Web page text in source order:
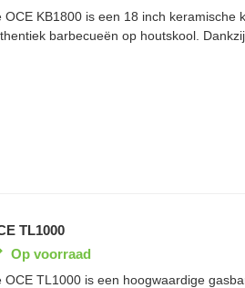
OCE KB1800 is een 18 inch keramische
barbecueën op houtskool.
TL1000
Op voorraad
OCE TL1000 is een hoogwaardige